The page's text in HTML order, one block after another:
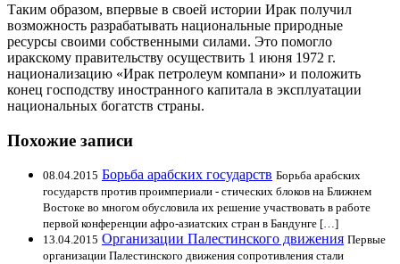
Таким образом, впервые в своей истории Ирак получил
возможность разрабатывать национальные природные
ресурсы своими собственными силами. Это помогло
иракскому правительству осуществить 1 июня 1972 г.
национализацию «Ирак петролеум компани» и положить
конец господству иностранного капитала в эксплуатации
национальных богатств страны.
Похожие записи
08.04.2015 Борьба арабских государств Борьба арабских
государств против проимпериали - стических блоков на Ближнем
Востоке во многом обусловила их решение участвовать в работе
первой конференции афро-азиатских стран в Бандунге […]
13.04.2015 Организации Палестинского движения Первые
организации Палестинского движения сопротивления стали